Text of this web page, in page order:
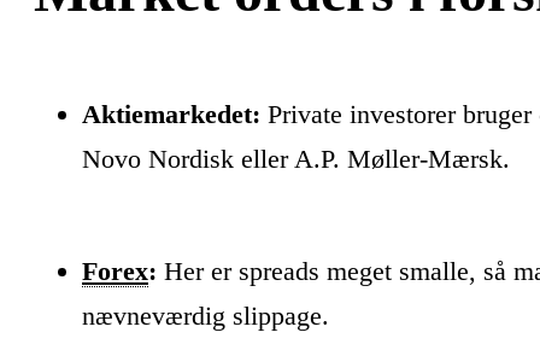
Aktiemarkedet: Private investorer
Novo Nordisk eller A.P. Møller-Mærsk.
Forex: Her er spreads meget smalle, så
nævneværdig slippage.